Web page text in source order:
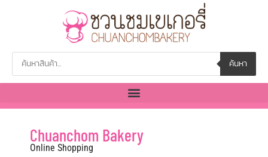
ค้นหา
Chuanchom Bakery
Online Shopping